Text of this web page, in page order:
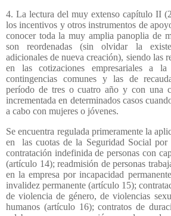
4. La lectura del muy extenso capítulo II
los incentivos y otros instrumentos de
conocer toda la muy amplia panoplia de
son reordenadas (sin olvidar la
adicionales de nueva creación), siendo las
en las cotizaciones empresariales a
contingencias comunes y las de
período de tres o cuatro año y con una
incrementada en determinados casos
a cabo con mujeres o jóvenes.
Se encuentra regulada primeramente la
en
las cuotas de la Seguridad Social por
contratación indefinida de personas con
(artículo 14); readmisión de personas
en la empresa por incapacidad
invalidez permanente (artículo 15);
de violencia de género, de violencias
humanos (artículo 16); contratos de